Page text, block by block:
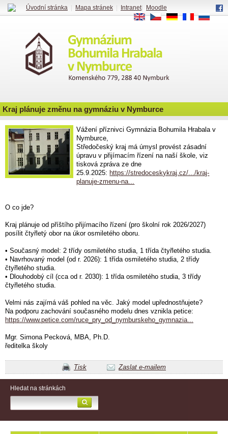
Kraj plánuje změnu na gymnáziu v Nymburce
Vážení příznivci Gymnázia Bohumila Hrabala v
Nymburce,
Středočeský kraj má úmysl provést zásadní
úpravu v přijímacím řízení na naší škole, viz
tisková zpráva ze dne
25.9.2025: https://stredoceskykraj.cz/.../kraj-
planuje-zmenu-na...
O co jde?
Kraj plánuje od příštího přijímacího řízení (pro školní rok 2026/2027)
posílit čtyřletý obor na úkor osmiletého oboru.
• Současný model: 2 třídy osmiletého studia, 1 třída čtyřletého studia.
• Navrhovaný model (od r. 2026): 1 třída osmiletého studia, 2 třídy
čtyřletého studia.
• Dlouhodobý cíl (cca od r. 2030): 1 třída osmiletého studia, 3 třídy
čtyřletého studia.
Velmi nás zajímá váš pohled na věc. Jaký model upřednostňujete?
Na podporu zachování současného modelu dnes vznikla petice:
https://www.petice.com/ruce_pry_od_nymburskeho_gymnazia...
Mgr. Simona Pecková, MBA, Ph.D.
ředitelka školy
Tisk Zaslat e-mailem
Hledat na stránkách
Úvodní stránka Mapa stránek Intranet|
Moodle
EN
CS DE FR RU